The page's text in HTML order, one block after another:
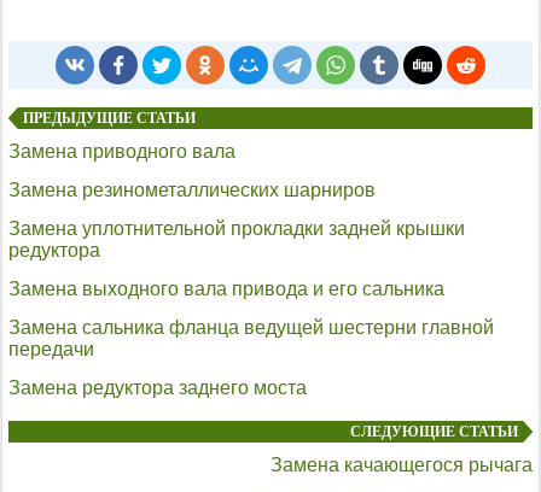
ПРЕДЫДУЩИЕ СТАТЬИ
Замена приводного вала
Замена резинометаллических шарниров
Замена уплотнительной прокладки задней крышки
редуктора
Замена выходного вала привода и его сальника
Замена сальника фланца ведущей шестерни главной
передачи
Замена редуктора заднего моста
СЛЕДУЮЩИЕ СТАТЬИ
Замена качающегося рычага